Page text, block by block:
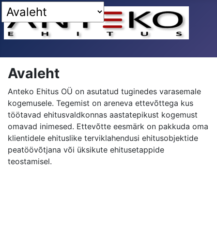
Avaleht
Anteko Ehitus OÜ on asutatud tuginedes varasemale
kogemusele. Tegemist on areneva ettevõttega kus
töötavad ehitusvaldkonnas aastatepikust kogemust
omavad inimesed. Ettevõtte eesmärk on pakkuda oma
klientidele ehituslike terviklahendusi ehitusobjektide
peatöövõtjana või üksikute ehitusetappide
teostamisel.